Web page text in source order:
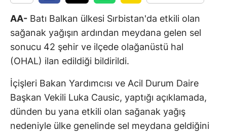
AA- Batı Balkan ülkesi Sırbistan'da etkili olan
sağanak yağışın ardından meydana gelen sel
sonucu 42 şehir ve ilçede olağanüstü hal
(OHAL) ilan edildiği bildirildi.
İçişleri Bakan Yardımcısı ve Acil Durum Daire
Başkan Vekili Luka Causic, yaptığı açıklamada,
dünden bu yana etkili olan sağanak yağış
nedeniyle ülke genelinde sel meydana geldiğini